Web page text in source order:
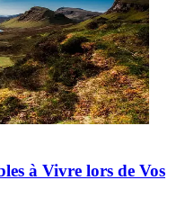
à Vivre lors de Vos